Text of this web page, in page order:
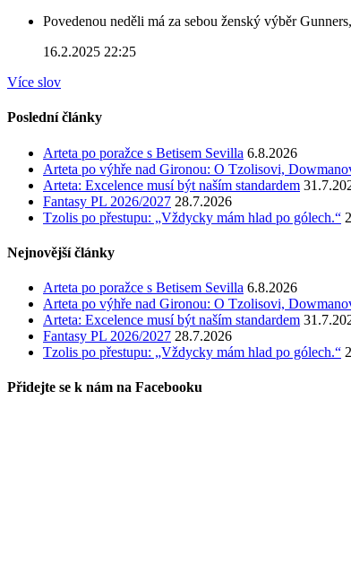
Povedenou neděli má za sebou ženský výběr
16.2.2025 22:25
Více slov
Poslední články
Arteta po poražce s Betisem Sevilla 6.8.2026
Arteta po výhře nad Gironou: O Tzolisovi,
Arteta: Excelence musí být naším standardem
Fantasy PL 2026/2027 28.7.2026
Tzolis po přestupu: „Vždycky mám hlad po gólech.“
Nejnovější články
Arteta po poražce s Betisem Sevilla 6.8.2026
Arteta po výhře nad Gironou: O Tzolisovi,
Arteta: Excelence musí být naším standardem
Fantasy PL 2026/2027 28.7.2026
Tzolis po přestupu: „Vždycky mám hlad po gólech.“
Přidejte se k nám na Facebooku